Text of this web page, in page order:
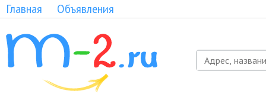
Главная Объявления